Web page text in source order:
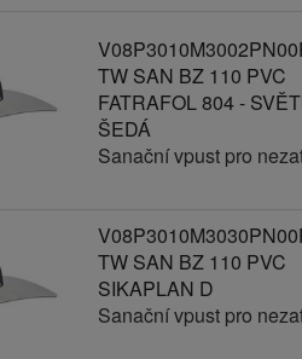
TW SAN BZ 110 PVC
FATRAFOL 804 -
ŠEDÁ
Sanační vpust pro
TW SAN BZ 110 PVC
SIKAPLAN D
Sanační vpust pro